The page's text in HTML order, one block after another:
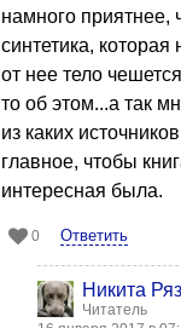
намного приятнее,
синтетика,
от нее тело
то об этом...а так
из каких
главное, чтобы
интересная была.
0 Ответить
Никита
Читатель